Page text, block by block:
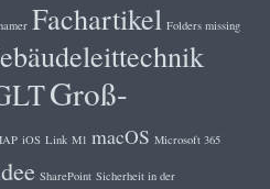
Fachartikel Folders missing
Groß-
iOS Link M1 macOS Microsoft 365
SharePoint Sicherheit in der